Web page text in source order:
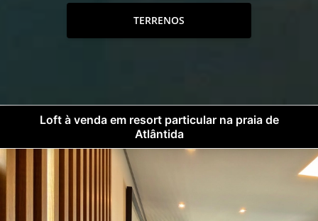
TERRENOS
Loft à venda em resort particular na praia de
Atlântida